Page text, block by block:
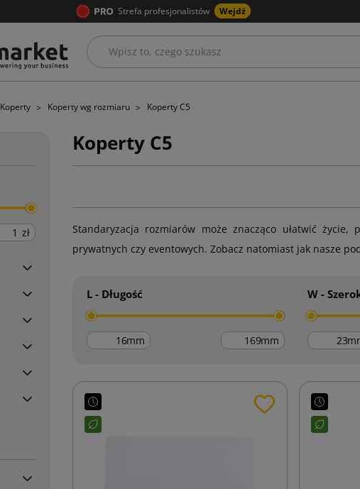
Strefa profesjonalistów Wejdź
Koperty Koperty wg rozmiaru Koperty C5
zł
Koperty C5
Standaryzacja rozmiarów może znacząco ułatwić
prywatnych czy eventowych. Zobacz natomiast jak nasze
L - Długość
mm mm
W -